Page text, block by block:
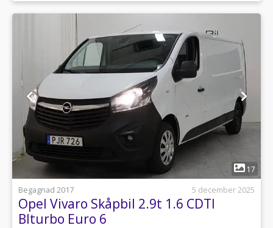
17
Begagnad 2017
5 december 2025
Opel Vivaro Skåpbil 2.9t 1.6 CDTI
BIturbo Euro 6